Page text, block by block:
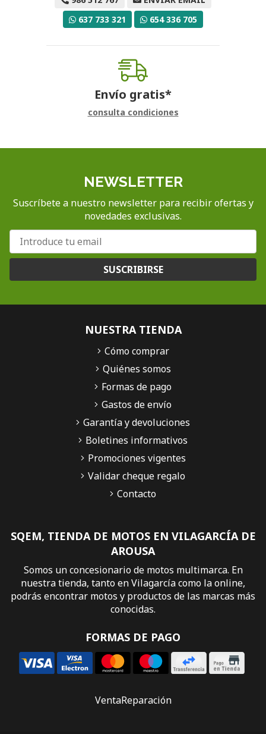
637 733 321
654 336 705
Envío gratis*
consulta condiciones
NEWSLETTER
Suscríbete a nuestro newsletter para recibir ofertas y
novedades exclusivas.
SUSCRIBIRSE
SQEM, TIENDA DE MOTOS EN VILAGARCÍA DE
AROUSA
Somos un concesionario de motos multimarca. En
nuestra tienda, tanto en Vilagarcía como la online,
podrás encontrar motos y productos de las marcas más
conocidas.
FORMAS DE PAGO
NUESTRA TIENDA
Cómo comprar
Quiénes somos
Formas de pago
Gastos de envío
Garantía y devoluciones
Boletines informativos
Promociones vigentes
Validar cheque regalo
Contacto
VentaReparación